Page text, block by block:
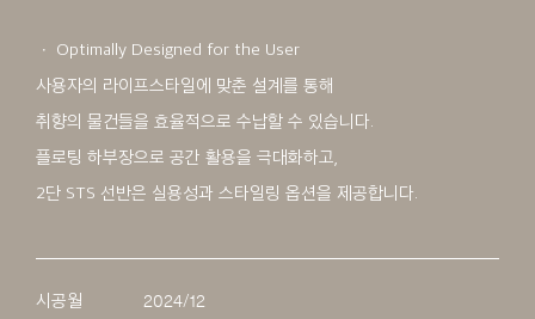
ㆍ Optimally Designed for the User
사용자의 라이프스타일에 맞춘 설계를 통해
취향의 물건들을 효율적으로 수납할 수 있습니다.
플로팅 하부장으로 공간 활용을 극대화하고,
2단 STS 선반은 실용성과 스타일링 옵션을 제공합니다.
시공월 2024/12